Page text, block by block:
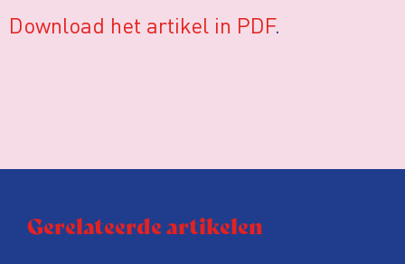
Download het artikel in PDF.
Gerelateerde artikelen